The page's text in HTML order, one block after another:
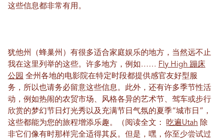
这些信息都非常有用。
犹他州（蜂巢州）有很多适合家庭娱乐的地方，当然远不止
我在这里列举的这些。许多地方，例如…… Fly High 蹦床
公园 全州各地的电影院在特定时段都提供感官友好型服
务，所以也请务必留意这些信息。此外，还有许多季节性活
动，例如热闹的农贸市场、风格各异的艺术节、驾车或步行
欣赏的梦幻节日灯光秀以及充满节日气氛的夏季“城市日”，
这些都能为您的旅程增添乐趣。（阅读全文： 吃遍Utah 除
非它们像有时那样完全适得其反。但是，嘿，你至少尝试过